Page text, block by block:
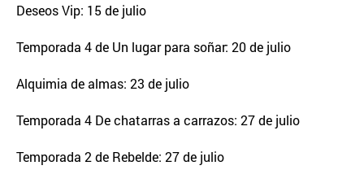
Deseos Vip: 15 de julio
Temporada 4 de Un lugar para soñar: 20 de julio
Alquimia de almas: 23 de julio
Temporada 4 De chatarras a carrazos: 27 de julio
Temporada 2 de Rebelde: 27 de julio